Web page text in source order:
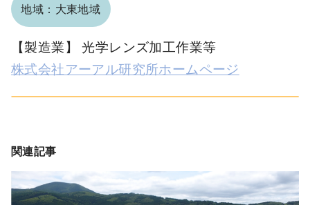
地域：大東地域
【製造業】 光学レンズ加工作業等
株式会社アーアル研究所ホームページ
関連記事